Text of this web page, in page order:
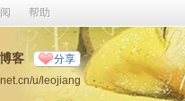
帮助
客 分享
u/leojiang